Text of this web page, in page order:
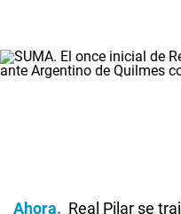
Ahora Real Pilar se